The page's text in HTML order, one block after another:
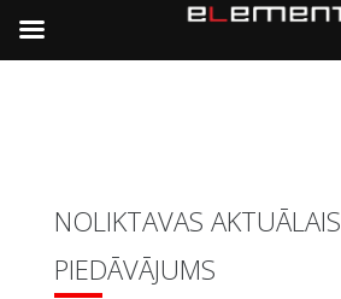
NOLIKTAVAS AKTUĀLAIS
PIEDĀVĀJUMS